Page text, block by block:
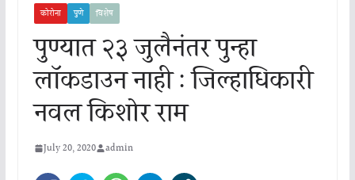
कोरोना पुणे विशेष
पुण्यात २३ जुलैनंतर पुन्हा
लॉकडाउन नाही : जिल्हाधिकारी
नवल किशोर राम
July 20, 2020 admin